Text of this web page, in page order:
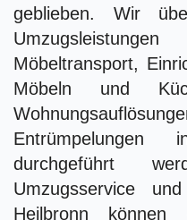
geblieben. Wir
Möbeltransport,
Möbeln und
durchgeführt
Umzugsservice
Heilbronn können